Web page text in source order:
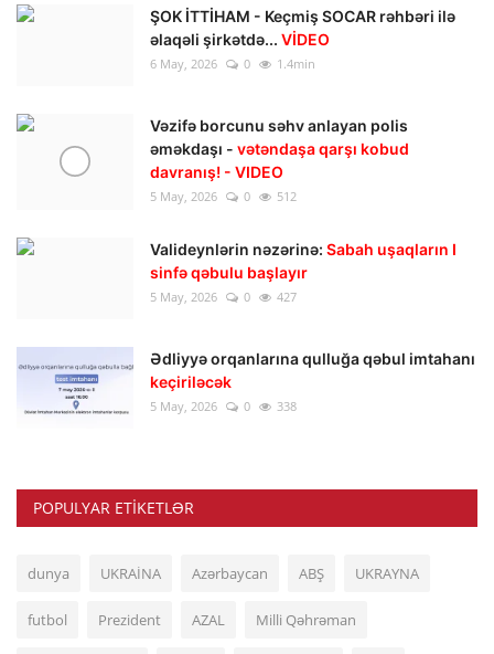
ŞOK İTTİHAM - Keçmiş SOCAR rəhbəri ilə
əlaqəli şirkətdə... VİDEO
6 May, 2026 0 1.4min
Vəzifə borcunu səhv anlayan polis
əməkdaşı - vətəndaşa qarşı kobud
davranış! - VIDEO
5 May, 2026 0 512
Valideynlərin nəzərinə: Sabah uşaqların I
sinfə qəbulu başlayır
5 May, 2026 0 427
Ədliyyə orqanlarına qulluğa qəbul imtahanı
keçiriləcək
5 May, 2026 0 338
POPULYAR ETIKETLƏR
dunya UKRAİNA Azərbaycan ABŞ UKRAYNA
futbol Prezident AZAL Milli Qəhrəman